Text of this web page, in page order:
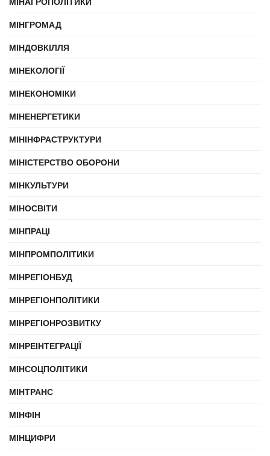
МІНГРОМАД
МІНДОВКІЛЛЯ
МІНЕКОЛОГІЇ
МІНЕКОНОМІКИ
МІНЕНЕРГЕТИКИ
МІНІНФРАСТРУКТУРИ
МІНІСТЕРСТВО ОБОРОНИ
МІНКУЛЬТУРИ
МІНОСВІТИ
МІНПРАЦІ
МІНПРОМПОЛІТИКИ
МІНРЕГІОНБУД
МІНРЕГІОНПОЛІТИКИ
МІНРЕГІОНРОЗВИТКУ
МІНРЕІНТЕГРАЦІЇ
МІНСОЦПОЛІТИКИ
МІНТРАНС
МІНФІН
МІНЦИФРИ